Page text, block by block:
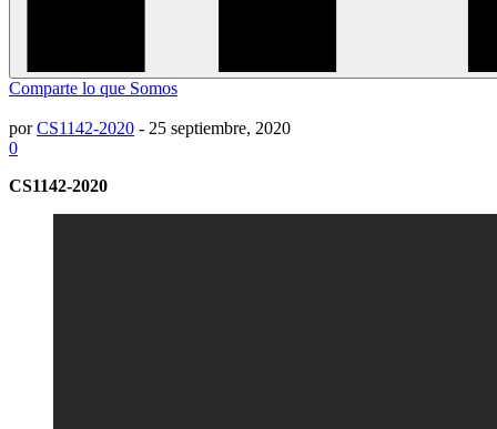
Comparte lo que Somos
porCS1142-2020 - 25 septiembre, 2020
0
CS1142-2020